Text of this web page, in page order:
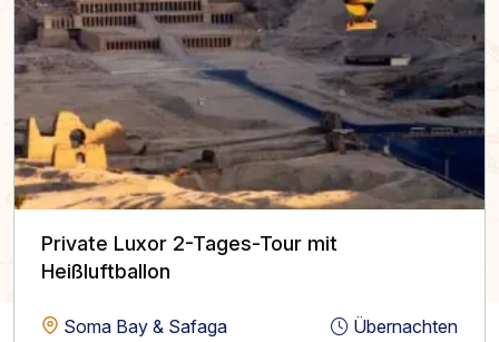
Private Luxor 2-Tages-Tour mit
Heißluftballon
Soma Bay & Safaga Übernachten